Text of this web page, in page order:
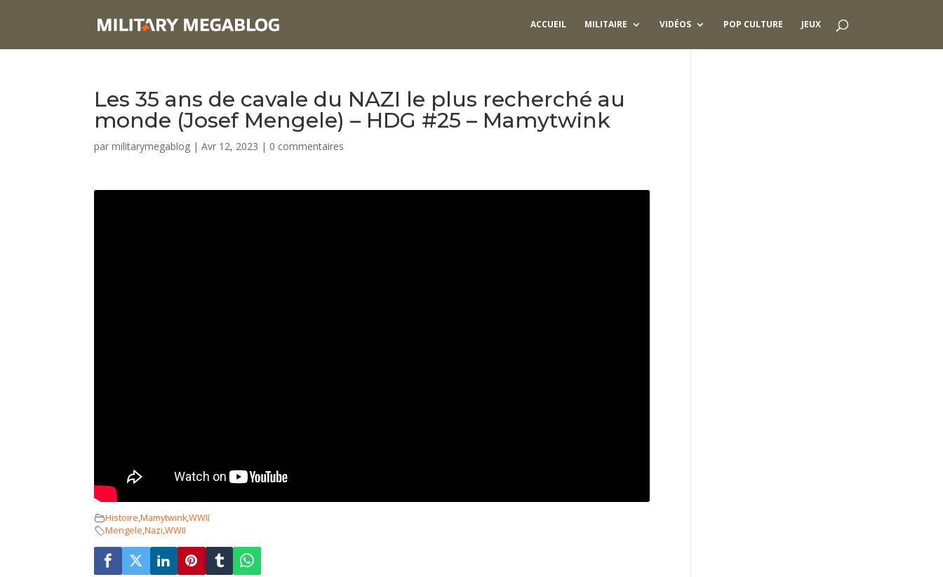
ACCUEIL MILITAIRE VIDÉOS POP CULTURE JEUX
Les 35 ans de cavale du NAZI le plus recherché au
monde (Josef Mengele) – HDG #25 – Mamytwink
parmilitarymegablog |Avr 12, 2023 | 0 commentaires
Histoire,Mamytwink,WWII
Mengele,Nazi,WWII